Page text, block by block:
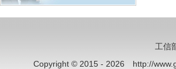
工信
Copyright © 2015 - 2026 http://